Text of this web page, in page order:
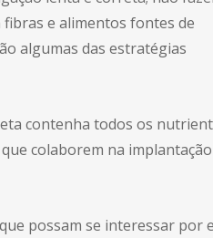
e alimentos fontes de
algumas das estratégias
contenha todos os
colaborem na implantação
possam se interessar por